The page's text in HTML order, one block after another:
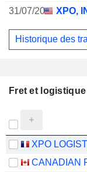
31/07/20
XPO,
Historique des
Fret et